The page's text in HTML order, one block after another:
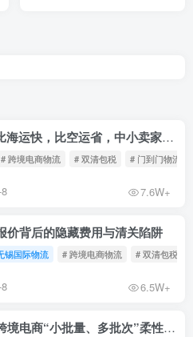
中欧班列拼箱LCL全攻略：比海运快，比空运省，中小卖家的物流新宠！
# 跨境电商物流 # 双清包税 # 门到门物流
7.6W+
价背后的隐藏费用与清关陷阱
锡国际物流 # 跨境电商物流 # 双清包税
6.5W+
告别高库存！铁路拼箱助力跨境电商“小批量、多批次”柔性补货